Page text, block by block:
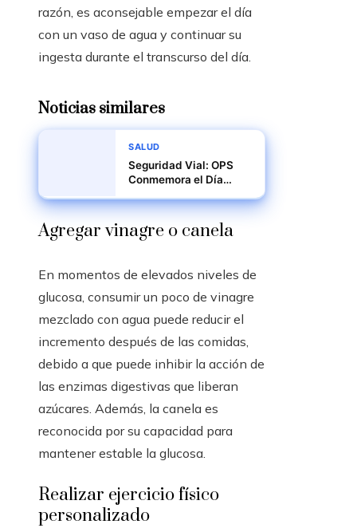
razón, es aconsejable empezar el día
con un vaso de agua y continuar su
ingesta durante el transcurso del día.
Noticias similares
SALUD
Seguridad Vial: OPS
Conmemora el Día
Víctimas de Hechos de
Tránsito
Agregar vinagre o canela
En momentos de elevados niveles de
glucosa, consumir un poco de vinagre
mezclado con agua puede reducir el
incremento después de las comidas,
debido a que puede inhibir la acción de
las enzimas digestivas que liberan
azúcares. Además, la canela es
reconocida por su capacidad para
mantener estable la glucosa.
Realizar ejercicio físico
personalizado